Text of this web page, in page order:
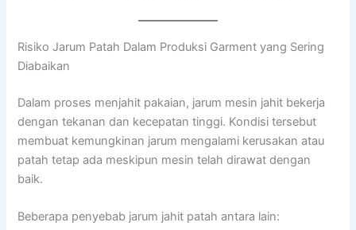
Risiko Jarum Patah Dalam Produksi Garment yang Sering
Diabaikan
Dalam proses menjahit pakaian, jarum mesin jahit bekerja
dengan tekanan dan kecepatan tinggi. Kondisi tersebut
membuat kemungkinan jarum mengalami kerusakan atau
patah tetap ada meskipun mesin telah dirawat dengan
baik.
Beberapa penyebab jarum jahit patah antara lain: